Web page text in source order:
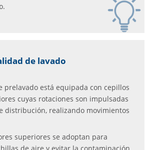
de lavado
prelavado está equipada con cepillos
cuyas rotaciones son impulsadas
distribución, realizando movimientos
superiores se adoptan para